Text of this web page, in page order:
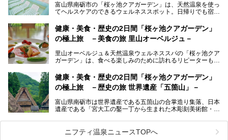
のいい天然温泉が豊富で、すぐにでも出かけたくなる施設が
満載ですよ。
富山県南砺市の「桜ヶ池クアガーデン」は、天然温泉を使っ
てヘルスケアのできるウェルネススポット。日帰りでも宿泊
るので、ゆったり楽しみながら美しく健康に。
そんな「桜ヶ池クアガーデン」の天然温泉バイタルプールと
ートしたいと思います。
健康・美食・歴史の2日間「桜ヶ池クアガーデン」
の極上旅 －美食の旅 里山オーベルジュ－
里山オーベルジュ＆天然温泉ウェルネススパの「桜ヶ池クア
ガーデン」は、食べる楽しみのために訪れるリピーターも多
月、水はフレンチ、火、木は和食、土日はその両方がランチ
とディナーで味わえます。オリジナルのスイーツも評判で
す。
そんな「桜ヶ池クアガーデン」に宿泊して、食を満喫してき
たのでじっくりご紹介します！
健康・美食・歴史の2日間「桜ヶ池クアガーデン」
の極上旅 －歴史の旅 世界遺産「五箇山」－
富山県南砺市は世界遺産である五箇山の合掌造り集落、日本
遺産である「宮大工の鑿一丁から生まれた木彫刻美術館・井
小京都・城端と、とても魅力的な観光スポットがたくさんあ
ります。
ニフティ温泉ニュースTOPへ